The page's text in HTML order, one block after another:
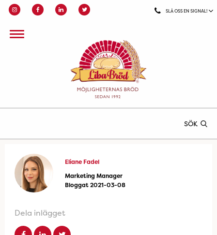
SLÅ OSS EN SIGNAL!
SÖK
Eliane Fadel
Marketing Manager
Bloggat 2021-03-08
Dela inlägget